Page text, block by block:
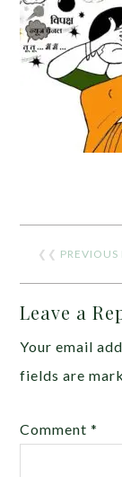
❮❮ PREVIOUS
Leave a
Your email
fields are
Comment*